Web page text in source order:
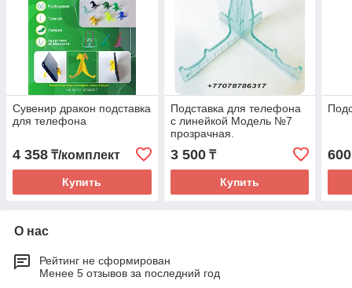
Сувенир дракон подставка
для телефона
4 358 ₸/комплект
Купить
Подставка для телефона
с линейкой Модель №7
прозрачная.
3 500₸
Купить
600
О нас
Рейтинг не сформирован
Менее 5 отзывов за последний год